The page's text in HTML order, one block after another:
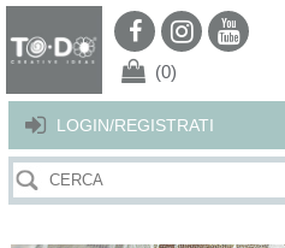
Per offrirti il miglior servizio
Continuando la navigazione nel sito
LOGIN/REGISTRATI
(0)